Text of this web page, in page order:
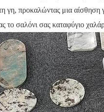
γη, προκαλώντας μια αίσθηση
το σαλόνι σας καταφύγιο